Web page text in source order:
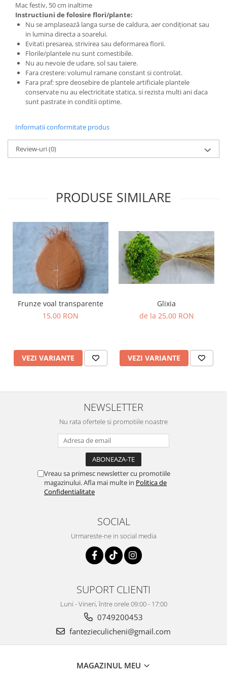
Mac festiv, 50 cm inaltime
Instructiuni de folosire flori/plante:
Nu se amplasează langa surse de caldura, aer condiționat sau
in lumina directa a soarelui.
Evitati presarea, strivirea sau deformarea florii.
Florile/plantele nu sunt comestibile.
Nu au nevoie de udare, sol sau taiere.
Fara crestere: volumul ramane constant si controlat.
Fara praf: spre deosebire de plantele artificiale plantele
conservate nu au electricitate statica, si rezista multi ani daca
sunt pastrate in conditii optime.
Informatii conformitate produs
Review-uri(0)
PRODUSE SIMILARE
Frunze voal transparente
15,00 RON
VEZI VARIANTE
Glixia
de la 25,00 RON
VEZI VARIANTE
NEWSLETTER
Nu rata ofertele si promotiile noastre
Vreau sa primesc newsletter cu promotiile
magazinului. Afla mai multe in Politica de
Confidentialitate
SOCIAL
Urmareste-ne in social media
SUPORT CLIENTI
Luni - Vineri, între orele 09:00 - 17:00
0749200453
fantezieculicheni@gmail.com
MAGAZINUL MEU